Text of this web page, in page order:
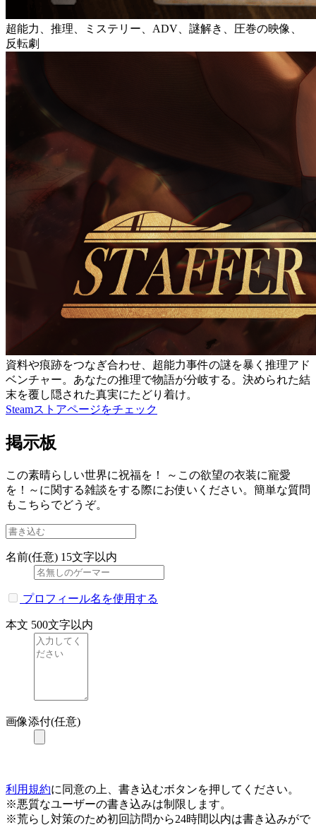
超能力、推理、ミステリー、ADV、謎解き、圧巻の映像、
反転劇
資料や痕跡をつなぎ合わせ、超能力事件の謎を暴く推理アド
ベンチャー。あなたの推理で物語が分岐する。決められた結
末を覆し隠された真実にたどり着け。
Steamストアページをチェック
掲示板
この素晴らしい世界に祝福を！ ～この欲望の衣装に寵愛
を！～に関する雑談をする際にお使いください。簡単な質問
もこちらでどうぞ。
名前(任意) 15文字以内
プロフィール名を使用する
本文 500文字以内
画像添付(任意)
利用規約に同意の上、書き込むボタンを押してください。
※悪質なユーザーの書き込みは制限します。
※荒らし対策のため初回訪問から24時間以内は書き込みがで